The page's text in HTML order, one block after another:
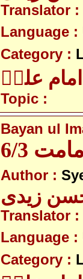
Translator :
Language :
Category :
علیؑ
Topic :
Bayan ul
6/3
Author :
زیدی
Translator :
Language :
Category :